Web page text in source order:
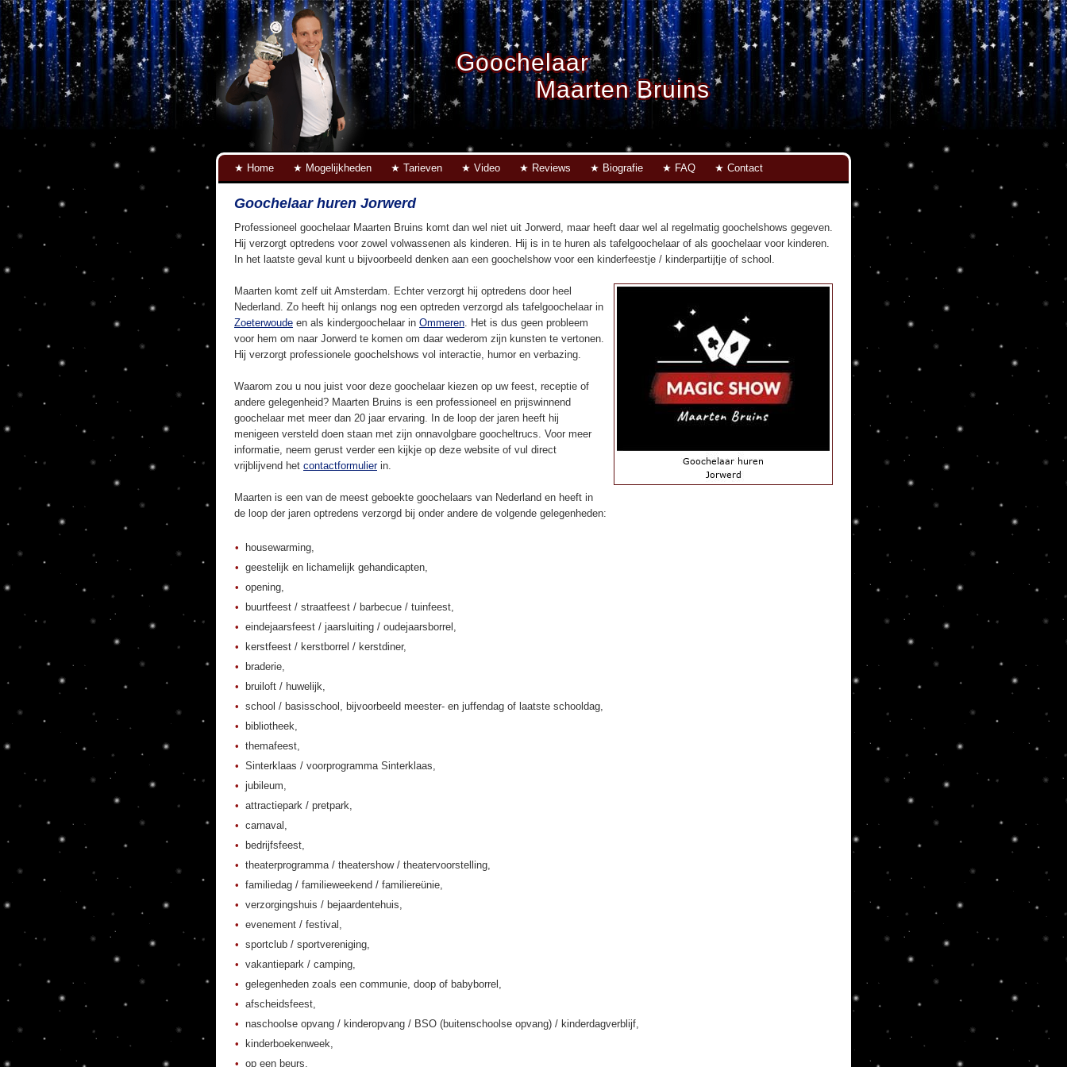
Goochelaar
Maarten Bruins
Home Mogelijkheden Tarieven Video Reviews Biografie FAQ Contact
Goochelaar huren Jorwerd
Professioneel goochelaar Maarten Bruins komt dan wel niet uit Jorwerd, maar heeft daar wel al regelmatig goochelshows gegeven.
Hij verzorgt optredens voor zowel volwassenen als kinderen. Hij is in te huren als tafelgoochelaar of als goochelaar voor kinderen.
In het laatste geval kunt u bijvoorbeeld denken aan een goochelshow voor een kinderfeestje / kinderpartijtje of school.
Maarten komt zelf uit Amsterdam. Echter verzorgt hij optredens door heel
Nederland. Zo heeft hij onlangs nog een optreden verzorgd als tafelgoochelaar in
Zoeterwoude en als kindergoochelaar in Ommeren. Het is dus geen probleem
voor hem om naar Jorwerd te komen om daar wederom zijn kunsten te vertonen.
Hij verzorgt professionele goochelshows vol interactie, humor en verbazing.
Waarom zou u nou juist voor deze goochelaar kiezen op uw feest, receptie of
andere gelegenheid? Maarten Bruins is een professioneel en prijswinnend
goochelaar met meer dan 20 jaar ervaring. In de loop der jaren heeft hij
menigeen versteld doen staan met zijn onnavolgbare goocheltrucs. Voor meer
informatie, neem gerust verder een kijkje op deze website of vul direct
vrijblijvend het contactformulierin.
Maarten is een van de meest geboekte goochelaars van Nederland en heeft in
de loop der jaren optredens verzorgd bij onder andere de volgende gelegenheden:
housewarming,
geestelijk en lichamelijk gehandicapten,
opening,
buurtfeest / straatfeest / barbecue / tuinfeest,
eindejaarsfeest / jaarsluiting / oudejaarsborrel,
kerstfeest / kerstborrel / kerstdiner,
braderie,
bruiloft / huwelijk,
school / basisschool, bijvoorbeeld meester- en juffendag of laatste schooldag,
bibliotheek,
themafeest,
Sinterklaas / voorprogramma Sinterklaas,
jubileum,
attractiepark / pretpark,
carnaval,
bedrijfsfeest,
theaterprogramma / theatershow / theatervoorstelling,
familiedag / familieweekend / familiereünie,
verzorgingshuis / bejaardentehuis,
evenement / festival,
sportclub / sportvereniging,
vakantiepark / camping,
gelegenheden zoals een communie, doop of babyborrel,
afscheidsfeest,
naschoolse opvang / kinderopvang / BSO (buitenschoolse opvang) / kinderdagverblijf,
kinderboekenweek,
op een beurs,